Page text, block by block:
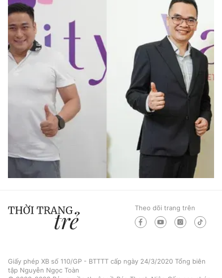
Theo dõi trang trên
Giấy phép XB số 110/GP - BTTTT cấp ngày 24/3/2020 Tổng biên
tập Nguyễn Ngọc Toàn